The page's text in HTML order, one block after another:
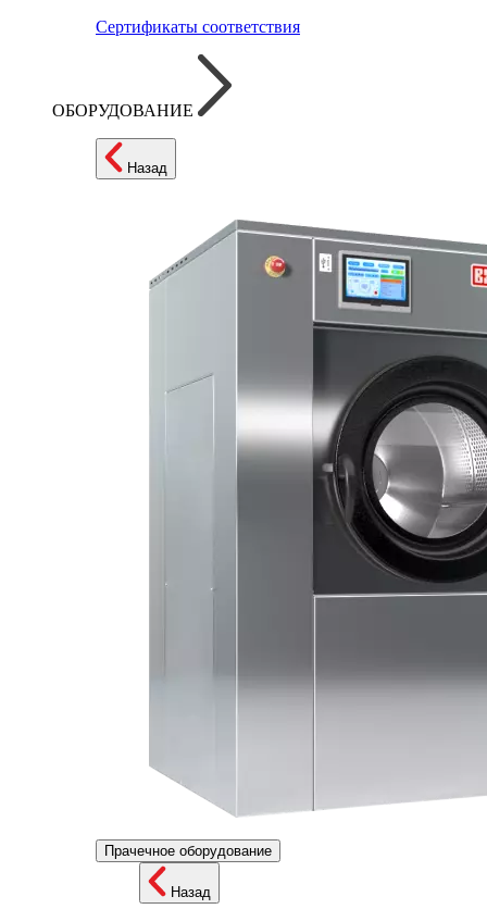
Сертификаты соответствия
ОБОРУДОВАНИЕ
Назад
Прачечное оборудование
Назад